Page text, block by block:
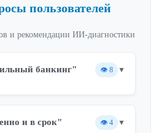
пользователей
и рекомендации ИИ-диагностики
банкинг" 👁️ 8 ▼
и в срок" 👁️ 4 ▼